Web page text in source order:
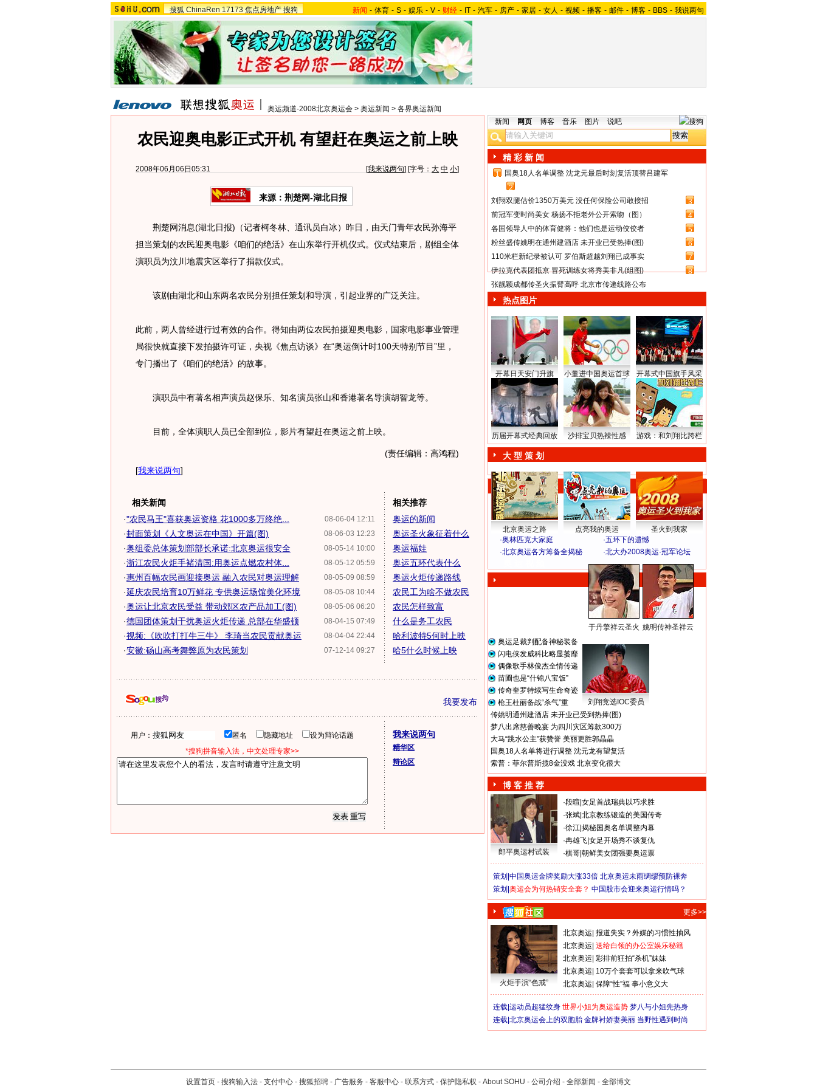
搜狐 ChinaRen 17173 焦点房地产 搜狗 新闻 - 体育 - S - 娱乐 - V - 财经 - IT - 汽车 - 房产 - 家居 - 女人 - 视频 - 播客 - 邮件 - 博客 - BBS - 我说两句
奥运频道-2008北京奥运会 > 奥运新闻 > 各界奥运新闻
农民迎奥电影正式开机 有望赶在奥运之前上映
2008年06月06日05:31 [我来说两句] [字号： 大 中 小]
来源：荆楚网-湖北日报
荆楚网消息(湖北日报)（记者柯冬林、通讯员白冰）昨日，由天门青年农民孙海平
担当策划的农民迎奥电影《咱们的绝活》在山东举行开机仪式。仪式结束后，剧组全体
演职员为汶川地震灾区举行了捐款仪式。
该剧由湖北和山东两名农民分别担任策划和导演，引起业界的广泛关注。
此前，两人曾经进行过有效的合作。得知由两位农民拍摄迎奥电影，国家电影事业管理
局很快就直接下发拍摄许可证，央视《焦点访谈》在“奥运倒计时100天特别节目”里，
专门播出了《咱们的绝活》的故事。
演职员中有著名相声演员赵保乐、知名演员张山和香港著名导演胡智龙等。
目前，全体演职人员已全部到位，影片有望赶在奥运之前上映。
(责任编辑：高鸿程)
[我来说两句]
相关新闻
08-06-04 12:11
·"农民马王"喜获奥运资格 花1000多万终绝...
08-06-03 12:23
·封面策划《人文奥运在中国》开篇(图)
08-05-14 10:00
·奥组委总体策划部部长承诺:北京奥运很安全
08-05-12 05:59
·浙江农民火炬手褚清国:用奥运点燃农村体...
08-05-09 08:59
·惠州百幅农民画迎接奥运 融入农民对奥运理解
08-05-08 10:44
·延庆农民培育10万鲜花 专供奥运场馆美化环境
08-05-06 06:20
·奥运让北京农民受益 带动郊区农产品加工(图)
08-04-15 07:49
·德国团体策划干扰奥运火炬传递 总部在华盛顿
08-04-04 22:44
·视频:《吹吹打打牛三牛》 李琦当农民贡献奥运
07-12-14 09:27
·安徽:砀山高考舞弊原为农民策划
相关推荐
奥运的新闻
奥运圣火象征着什么
奥运福娃
奥运五环代表什么
奥运火炬传递路线
农民工为啥不做农民
农民怎样致富
什么是务工农民
哈利波特5何时上映
哈5什么时候上映
我要发布
用户： 匿名 隐藏地址
设为辩论话题
*搜狗拼音输入法，中文处理专家>>
我来说两句
精华区
辩论区
新闻 网页 博客 音乐 图片 说吧
精 彩 新 闻
1
国奥18人名单调整 沈龙元最后时刻复活顶替吕建军
2
刘翔双腿估价1350万美元 没任何保险公司敢接招
3
前冠军变时尚美女 杨扬不拒老外公开索吻（图）
4
各国领导人中的体育健将：他们也是运动佼佼者
5
粉丝盛传姚明在通州建酒店 未开业已受热捧(图)
6
110米栏新纪录被认可 罗伯斯超越刘翔已成事实
7
伊拉克代表团抵京 冒死训练女将秀美非凡(组图)
8
张靓颖成都传圣火振臂高呼 北京市传递线路公布
热点图片
开幕日天安门升旗 小董进中国奥运首球 开幕式中国旗手风采
历届开幕式经典回放 沙排宝贝热辣性感 游戏：和刘翔比跨栏
大 型 策 划
北京奥运之路 点亮我的奥运
圣火到我家
·奥林匹克大家庭 ·五环下的遗憾
·北京奥运各方筹备全揭秘 ·北大办2008奥运·冠军论坛
于丹擎祥云圣火 姚明传神圣祥云
奥运足裁判配备神秘装备
闪电侠发威科比略显萎靡
偶像歌手林俊杰全情传递
苗圃也是“什锦八宝饭”
传奇奎罗特续写生命奇迹
枪王杜丽备战“杀气”重
刘翔竞选IOC委员
传姚明通州建酒店 未开业已受到热捧(图)
梦八出席慈善晚宴 为四川灾区筹款300万
大马“跳水公主”获赞誉 美丽更胜郭晶晶
国奥18人名单将进行调整 沈元龙有望复活
索普：菲尔普斯揽8金没戏 北京变化很大
博 客 推 荐
郎平奥运村试装
·段暄 女足首战瑞典以巧求胜
·张斌 北京教练锻造的美国传奇
·徐江 揭秘国奥名单调整内幕
·冉雄飞 女足开场秀不谈复仇
·棋哥 朝鲜美女团强要奥运票
策划| 中国奥运金牌奖励大涨33倍 北京奥运未雨绸缪预防裸奔
策划| 奥运会为何热销安全套？ 中国股市会迎来奥运行情吗？
更多>>
火炬手演“色戒”
北京奥运 报道失实？外媒的习惯性抽风
北京奥运 送给白领的办公室娱乐秘籍
北京奥运 彩排前狂拍“杀机”妹妹
北京奥运 10万个套套可以拿来吹气球
北京奥运 保障“性”福 事小意义大
连载| 运动员超猛纹身 世界小姐为奥运造势 梦八与小姐先热身
连载| 北京奥运会上的双胞胎 金牌衬娇妻美丽 当野性遇到时尚
设置首页 - 搜狗输入法 - 支付中心 - 搜狐招聘 - 广告服务 - 客服中心 - 联系方式 - 保护隐私权 - About SOHU - 公司介绍 - 全部新闻 - 全部博文